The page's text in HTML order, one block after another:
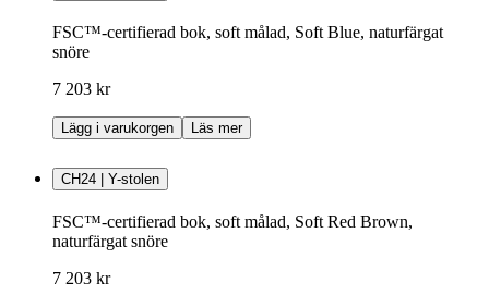
FSC™-certifierad bok, soft målad, Soft Blue, naturfärgat
snöre
7 203 kr
Lägg i varukorgen Läs mer
CH24 | Y-stolen
FSC™-certifierad bok, soft målad, Soft Red Brown,
naturfärgat snöre
7 203 kr